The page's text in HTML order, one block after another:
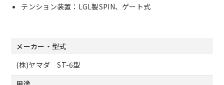
テンション装置：LGL製SPIN、ゲート式
メーカー・型式
(株)ヤマダ ST-6型